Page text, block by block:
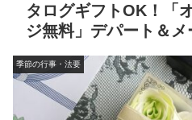
タログギフトOK！「
ジ無料」デパート＆メ
季節の行事・法要